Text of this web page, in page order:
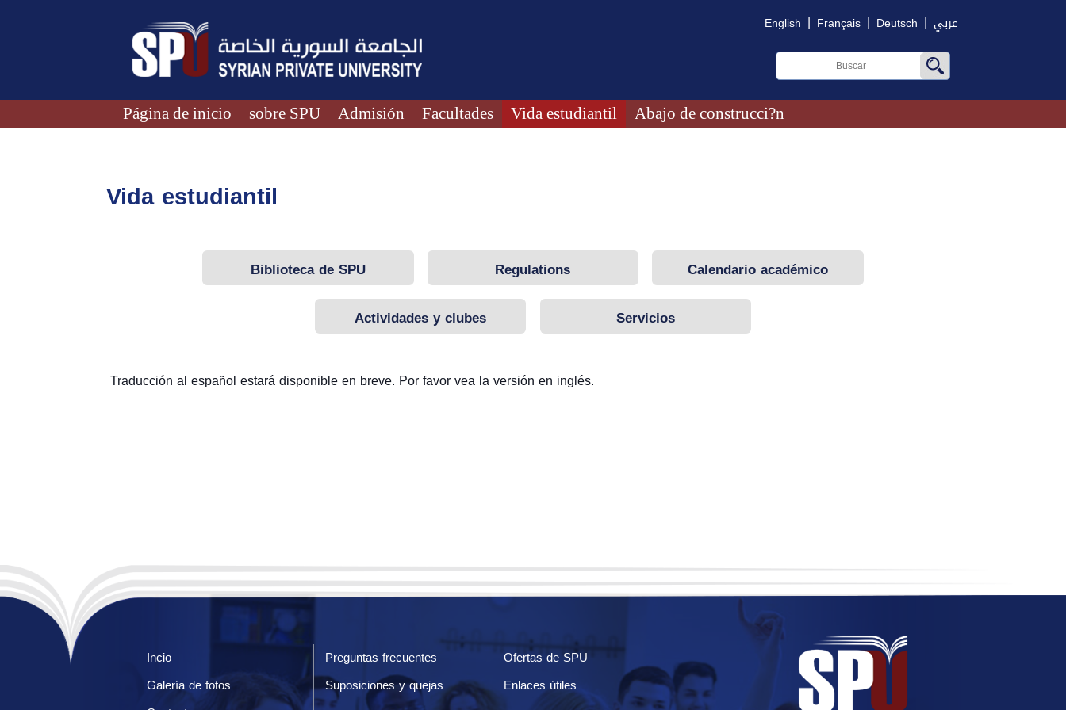
English | Français | Deutsch | عربي
Página de inicio sobre SPU Admisión Facultades Vida estudiantil Abajo de construcci?n
Vida estudiantil
Biblioteca de SPU Regulations
Calendario académico
Actividades y clubes
sturdents
Servicios
Traducción al español estará disponible en breve. Por favor vea la versión en inglés.
Incio Preguntas frecuentes
Ofertas de SPU
Galería de fotos
Suposiciones y quejas
Enlaces útiles